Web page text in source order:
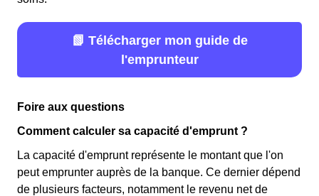
📗 Télécharger mon guide de
l'emprunteur
Foire aux questions
Comment calculer sa capacité d'emprunt ?
La capacité d'emprunt représente le montant que l'on
peut emprunter auprès de la banque. Ce dernier dépend
de plusieurs facteurs, notamment le revenu net de